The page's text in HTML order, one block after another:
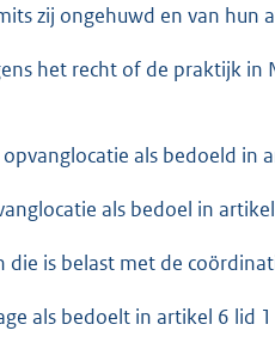
zij ongehuwd en van hun
het recht of de praktijk
als bedoeld in
als bedoel in
die is belast met de
als bedoelt in artikel 6 lid